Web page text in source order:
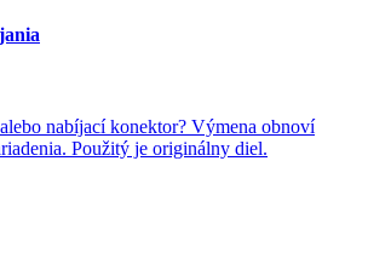
nabíjací konektor? Výmena obnoví
Použitý je originálny diel.